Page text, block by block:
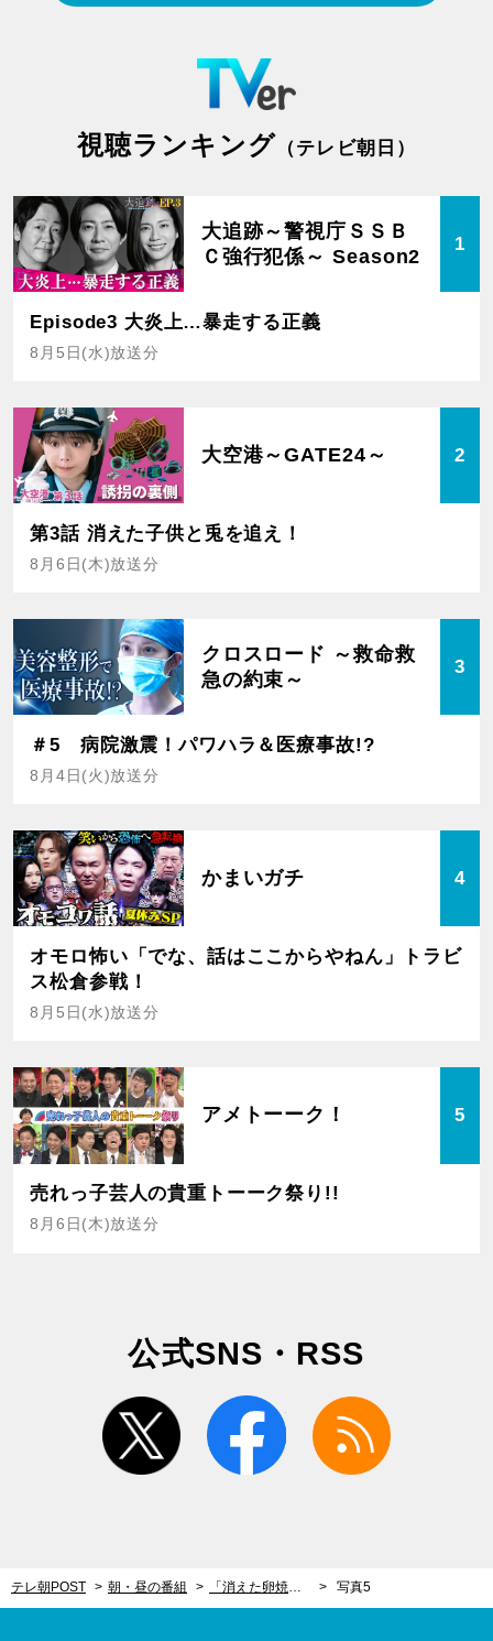
視聴ランキング （テレビ朝日）
大追跡～警視庁ＳＳＢ
Ｃ強行犯係～ Season2
1
Episode3 大炎上…暴走する正義
8月5日(水)放送分
大空港～GATE24～ 2
第3話 消えた子供と兎を追え！
8月6日(木)放送分
クロスロード ～救命救
急の約束～
3
＃5 病院激震！パワハラ＆医療事故!?
8月4日(火)放送分
かまいガチ 4
オモロ怖い「でな、話はここからやねん」トラビ
ス松倉参戦！
8月5日(水)放送分
アメトーーク！ 5
売れっ子芸人の貴重トーーク祭り!!
8月6日(木)放送分
公式SNS・RSS
twitter facebook
テレ朝POST 朝・昼の番組 「消えた卵焼き事件」から家族愛を描く！感動の異色ミステリーに主演・生瀬勝久も自信 写真5